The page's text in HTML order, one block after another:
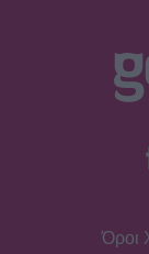
Λυδία
Όροι